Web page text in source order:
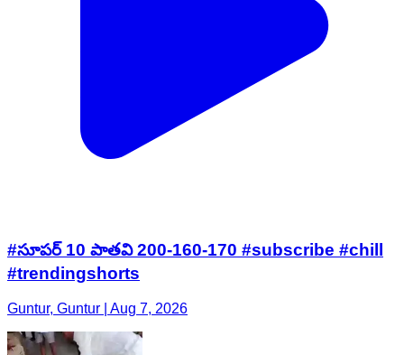
#సూపర్ 10 పాతవి 200-160-170 #subscribe #chill
#trendingshorts
Guntur, Guntur | Aug 7, 2026